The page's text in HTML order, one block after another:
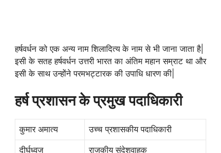
हर्षवर्धन को एक अन्य नाम शिलादित्य के नाम से भी जाना जाता है|
इसी के सतह हर्षवर्धन उत्तरी भारत का अंतिम महान सम्राट था और
इसी के साथ उन्होंने परमभट्टारक की उपाधि धारण की|
हर्ष प्रशासन के प्रमुख पदाधिकारी
कुमार अमात्य उच्च प्रशासकीय पदाधिकारी
दीर्घध्वज राजकीय संदेशवाहक